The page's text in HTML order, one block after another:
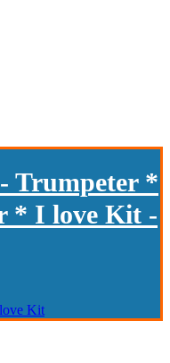
Trumpeter *
* I love Kit -
Kit